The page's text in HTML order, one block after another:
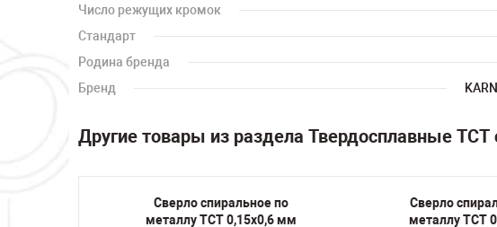
Число режущих кромок
Стандарт
Родина бренда
Бренд
Другие товары из раздела Твердосплавные
Сверло спиральное по
металлу TCT 0,15х0,6 мм
Сверло
металлу TCT